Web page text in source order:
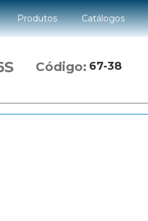
Produtos Catálogos
Código: 67-38